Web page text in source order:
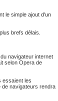
le simple ajout d'un
brefs délais.
navigateur internet
selon Opera de
essaient les
de navigateurs rendra